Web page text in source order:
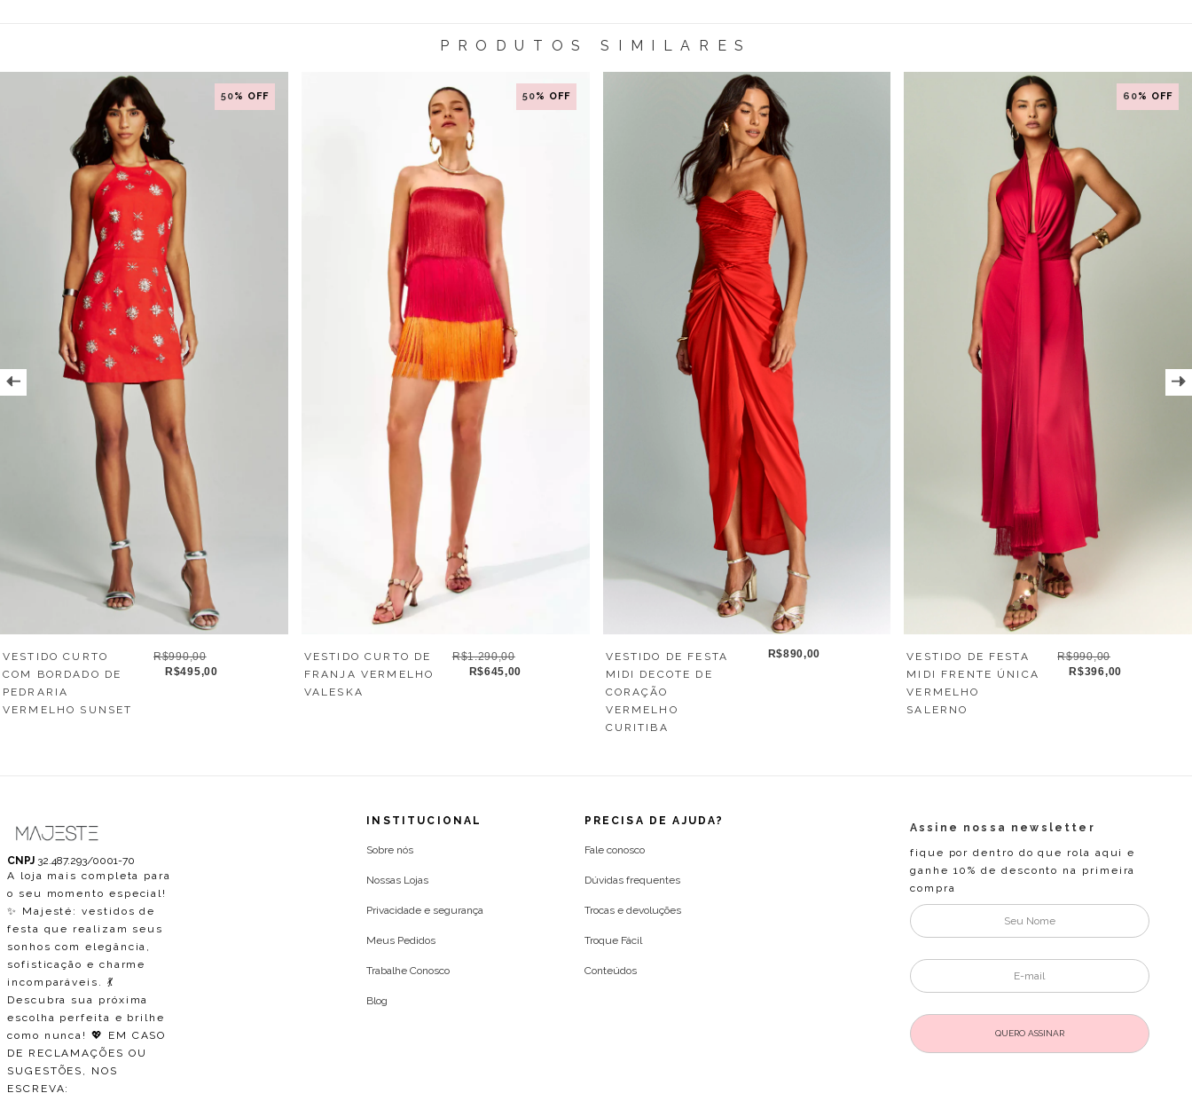
PRODUTOS SIMILARES
50% OFF
VESTIDO CURTO
COM BORDADO DE
PEDRARIA
VERMELHO SUNSET
R$990,00
R$495,00
50% OFF
VESTIDO CURTO DE
FRANJA VERMELHO
VALESKA
R$1.290,00
R$645,00
VESTIDO DE FESTA
MIDI DECOTE DE
CORAÇÃO
VERMELHO
CURITIBA
R$890,00
60% OFF
VESTIDO DE FESTA
MIDI FRENTE ÚNICA
VERMELHO
SALERNO
R$990,00
R$396,00
CNPJ 32.487.293/0001-70
A loja mais completa para
o seu momento especial!
✨ Majesté: vestidos de
festa que realizam seus
sonhos com elegância,
sofisticação e charme
incomparáveis. 💃
Descubra sua próxima
escolha perfeita e brilhe
como nunca! 💖 EM CASO
DE RECLAMAÇÕES OU
SUGESTÕES, NOS
ESCREVA:
INSTITUCIONAL
Sobre nós
Nossas Lojas
Privacidade e segurança
Meus Pedidos
Trabalhe Conosco
Blog
PRECISA DE AJUDA?
Fale conosco
Dúvidas frequentes
Trocas e devoluções
Troque Fácil
Conteúdos
Assine nossa newsletter
fique por dentro do que rola aqui e
ganhe 10% de desconto na primeira
compra